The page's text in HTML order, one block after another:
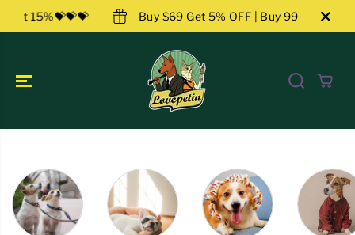
ZUM INHALT
SPRINGEN
Get 15%💝💝💝 Buy $69 Get 5% OFF | Buy 99 Get